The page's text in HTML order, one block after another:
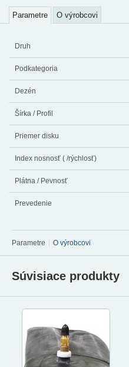
Parametre O výrobcovi
Druh
Podkategoria
Dezén
Šírka / Profil
Priemer disku
Index nosnosť ( /rýchlosť)
Plátna / Pevnosť
Prevedenie
Parametre O výrobcovi
Súvisiace produkty